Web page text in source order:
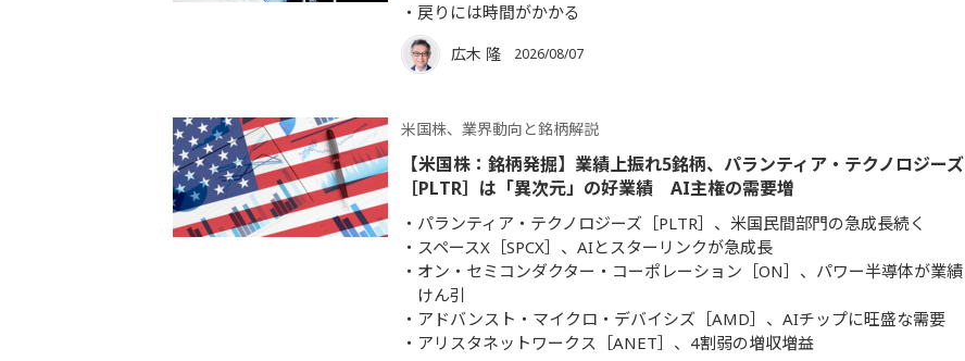
戻りには時間がかかる
広木 隆 2026/08/07
米国株、業界動向と銘柄解説
【米国株：銘柄発掘】業績上振れ5銘柄、パランティア・テクノロジーズ
［PLTR］は「異次元」の好業績 AI主権の需要増
パランティア・テクノロジーズ［PLTR］、米国民間部門の急成長続く
スペースX［SPCX］、AIとスターリンクが急成長
オン・セミコンダクター・コーポレーション［ON］、パワー半導体が業績
けん引
アドバンスト・マイクロ・デバイシズ［AMD］、AIチップに旺盛な需要
アリスタネットワークス［ANET］、4割弱の増収増益